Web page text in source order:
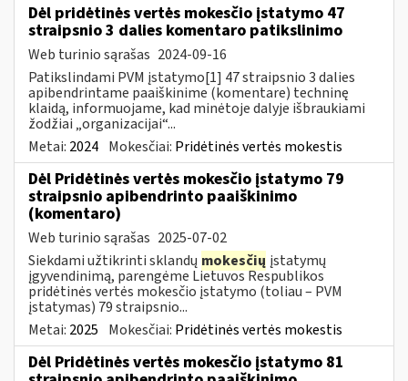
Dėl pridėtinės vertės mokesčio įstatymo 47
straipsnio 3 dalies komentaro patikslinimo
Web turinio sąrašas 2024-09-16
Patikslindami PVM įstatymo[1] 47 straipsnio 3 dalies
apibendrintame paaiškinime (komentare) techninę
klaidą, informuojame, kad minėtoje dalyje išbraukiami
žodžiai „organizacijai“...
Metai: 2024 Mokesčiai: Pridėtinės vertės mokestis
Dėl Pridėtinės vertės mokesčio įstatymo 79
straipsnio apibendrinto paaiškinimo
(komentaro)
Web turinio sąrašas 2025-07-02
Siekdami užtikrinti sklandų mokesčių įstatymų
įgyvendinimą, parengėme Lietuvos Respublikos
pridėtinės vertės mokesčio įstatymo (toliau – PVM
įstatymas) 79 straipsnio...
Metai: 2025 Mokesčiai: Pridėtinės vertės mokestis
Dėl Pridėtinės vertės mokesčio įstatymo 81